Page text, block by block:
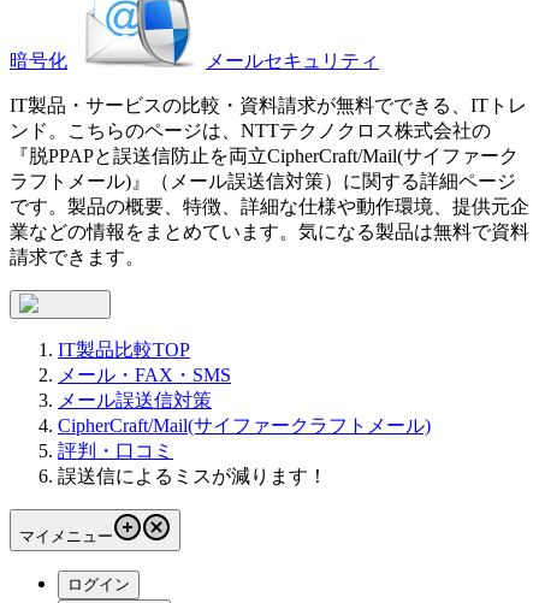
暗号化 メールセキュリティ
IT製品・サービスの比較・資料請求が無料でできる、ITトレ
ンド。こちらのページは、 NTTテクノクロス株式会社の
『脱PPAPと誤送信防止を両立CipherCraft/Mail(サイファーク
ラフトメール) 』（ メール誤送信対策）に関する詳細ページ
です。製品の概要、特徴、詳細な仕様や動作環境、提供元企
業などの情報をまとめています。気になる製品は無料で資料
請求できます。
IT製品比較TOP
メール・FAX・SMS
メール誤送信対策
CipherCraft/Mail(サイファークラフトメール)
評判・口コミ
誤送信によるミスが減ります！
マイメニュー
ログイン